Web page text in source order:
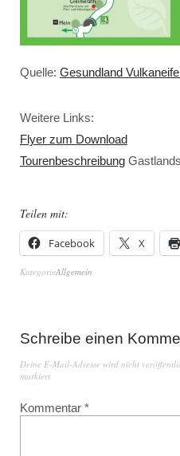
Quelle: Gesundland
Weitere Links:
Flyer zum Download
Tourenbeschreibung
Teilen mit:
Facebook X
KategorieAllgemein
Schreibe einen
Deine E-Mail-Adresse wird nicht
markiert
Kommentar *